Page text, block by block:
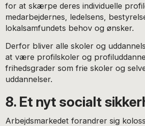
for at skærpe deres individuelle
medarbejdernes, ledelsens,
lokalsamfundets behov og ønsker.
Derfor bliver alle skoler og
at være profilskoler og
frihedsgrader som frie skoler og
uddannelser.
8. Et nyt socialt
Arbejdsmarkedet forandrer sig